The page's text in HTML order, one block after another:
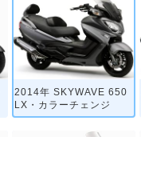
2014年 SKYWAVE 650
LX・カラーチェンジ